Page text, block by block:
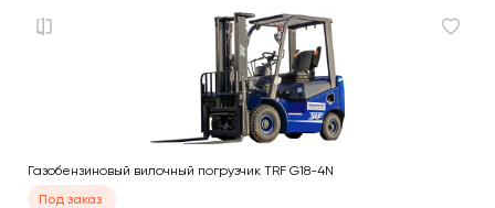
Газобензиновый вилочный погрузчик TRF G18-4N
Под заказ